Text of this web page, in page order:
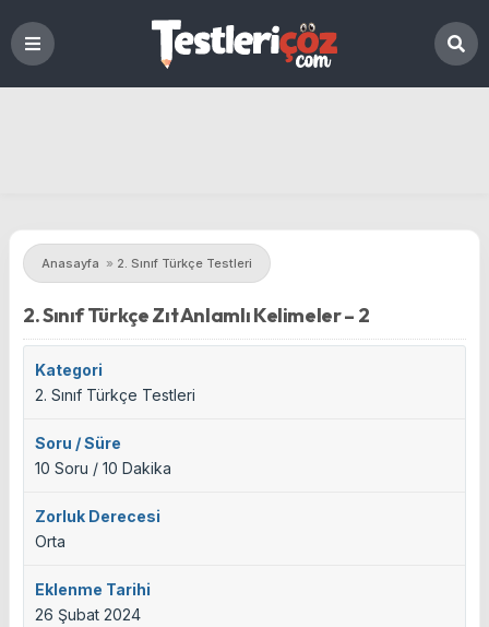
Anasayfa » 2. Sınıf Türkçe Testleri
2. Sınıf Türkçe Zıt Anlamlı Kelimeler – 2
Kategori
2. Sınıf Türkçe Testleri
Soru / Süre
10 Soru / 10 Dakika
Zorluk Derecesi
Orta
Eklenme Tarihi
26 Şubat 2024